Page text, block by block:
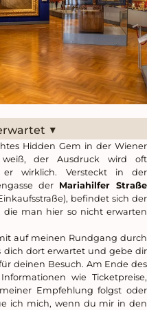
▼
Hidden Gem in der Wiener
der Ausdruck wird oft
er wirklich. Versteckt in der
der Mariahilfer Straße
befindet sich der
die man hier so nicht erwarten
auf meinen Rundgang durch
dich dort erwartet und gebe dir
deinen Besuch. Am Ende des
wie Ticketpreise,
Empfehlung folgst oder
ich mich, wenn du mir in den